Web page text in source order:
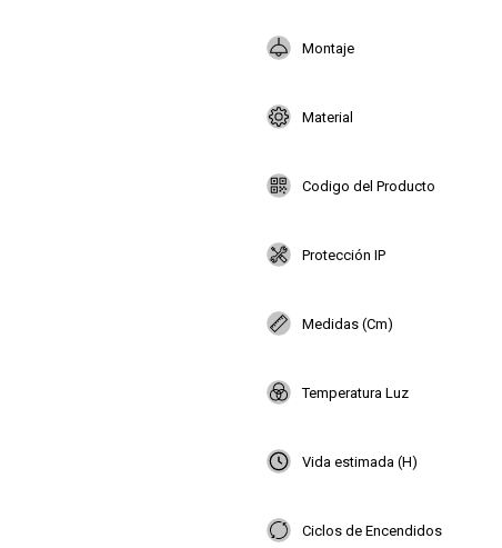
Montaje
Material
Codigo del Producto
Protección IP
Medidas (Cm)
Temperatura Luz
Vida estimada (H)
Ciclos de Encendidos